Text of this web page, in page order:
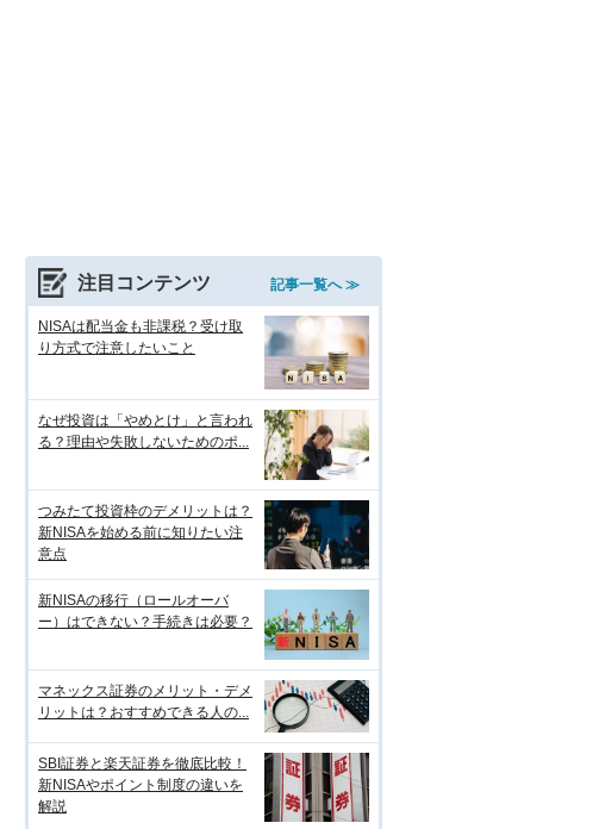
注目コンテンツ 記事一覧へ ≫
NISAは配当金も非課税？受け取
り方式で注意したいこと
なぜ投資は「やめとけ」と言われ
る？理由や失敗しないためのポ...
つみたて投資枠のデメリットは？
新NISAを始める前に知りたい注
意点
新NISAの移行（ロールオーバ
ー）はできない？手続きは必要？
マネックス証券のメリット・デメ
リットは？おすすめできる人の...
SBI証券と楽天証券を徹底比較！
新NISAやポイント制度の違いを
解説